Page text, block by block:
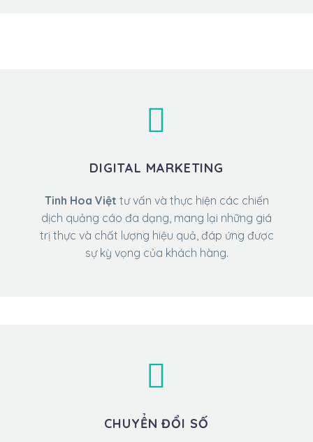
DIGITAL MARKETING
Tinh Hoa Việt tư vấn và thực hiện các chiến
dịch quảng cáo đa dạng, mang lại những giá
trị thực và chất lượng hiệu quả, đáp ứng được
sự kỳ vọng của khách hàng.
CHUYỂN ĐỔI SỐ